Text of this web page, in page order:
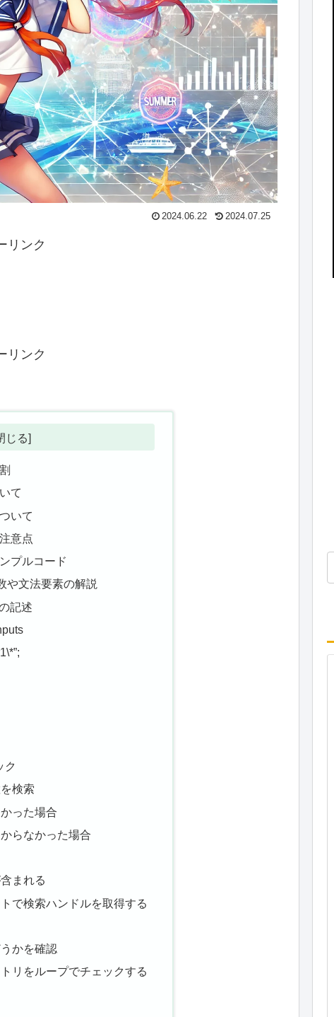
2024.06.22 2024.07.25
リンク
リンク
て
いて
意点
プルコード
や文法要素の解説
記述
ク
検索
った場合
らなかった場合
まれる
で検索ハンドルを取得する
かを確認
リをループでチェックする